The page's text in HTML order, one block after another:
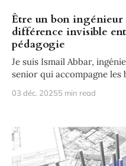
Être un bon ingénieur
différence invisible
pédagogie
Je suis Ismail Abbar,
senior qui accompagne les
03 déc. 20255 min read